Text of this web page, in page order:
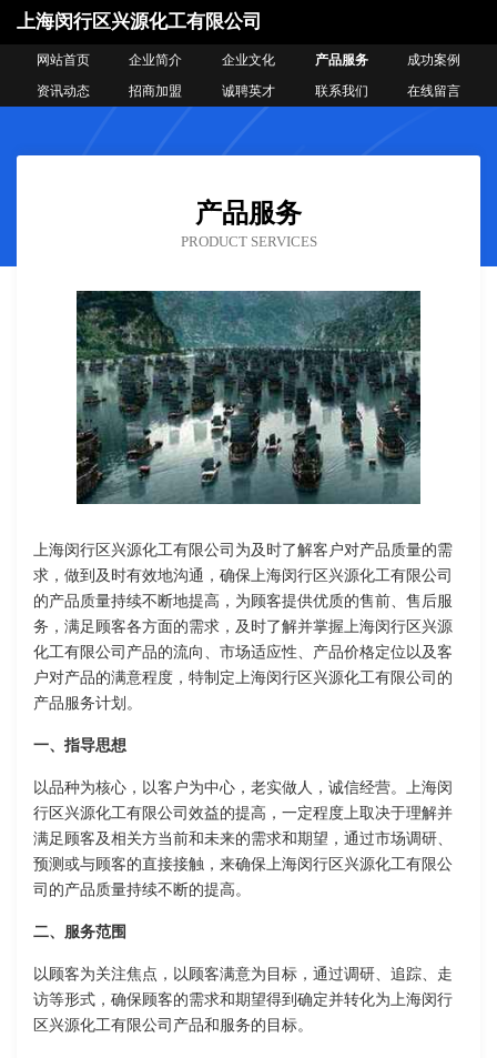
上海闵行区兴源化工有限公司
网站首页 企业简介 企业文化 产品服务
成功案例
资讯动态
招商加盟 诚聘英才 联系我们 在线留言
产品服务
PRODUCT SERVICES
上海闵行区兴源化工有限公司为及时了解客户对产品质量的需
求，做到及时有效地沟通，确保上海闵行区兴源化工有限公司
的产品质量持续不断地提高，为顾客提供优质的售前、售后服
务，满足顾客各方面的需求，及时了解并掌握上海闵行区兴源
化工有限公司产品的流向、市场适应性、产品价格定位以及客
户对产品的满意程度，特制定上海闵行区兴源化工有限公司的
产品服务计划。
一、指导思想
以品种为核心，以客户为中心，老实做人，诚信经营。上海闵
行区兴源化工有限公司效益的提高，一定程度上取决于理解并
满足顾客及相关方当前和未来的需求和期望，通过市场调研、
预测或与顾客的直接接触，来确保上海闵行区兴源化工有限公
司的产品质量持续不断的提高。
二、服务范围
以顾客为关注焦点，以顾客满意为目标，通过调研、追踪、走
访等形式，确保顾客的需求和期望得到确定并转化为上海闵行
区兴源化工有限公司产品和服务的目标。